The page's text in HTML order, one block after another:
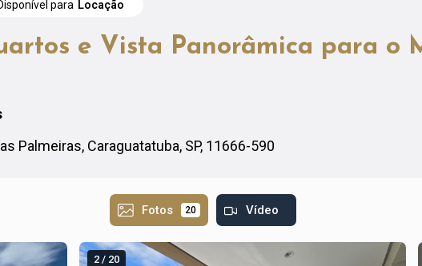
para Locação
e Vista Panorâmica para o
Palmeiras, Caraguatatuba, SP, 11666-590
Fotos 20 Vídeo
2 / 20